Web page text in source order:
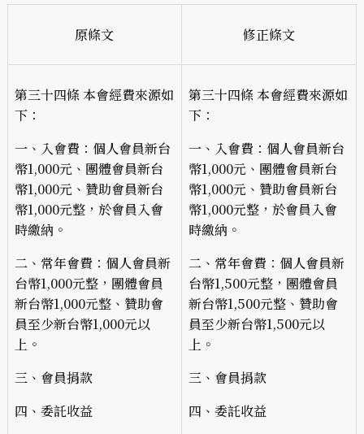
原條文 修正條文
第三十四條 本會經費來源如
下：
一、入會費：個人會員新台
幣1,000元、團體會員新台
幣1,000元、贊助會員新台
幣1,000元整，於會員入會
時繳納。
二、常年會費：個人會員新
台幣1,000元整，團體會員
新台幣1,000元整、贊助會
員至少新台幣1,000元以
上。
三、會員捐款
四、委託收益
第三十四條 本會經費來源如
下：
一、入會費：個人會員新台
幣1,000元、團體會員新台
幣1,000元、贊助會員新台
幣1,000元整，於會員入會
時繳納。
二、常年會費：個人會員新
台幣1,500元整，團體會員
新台幣1,500元整、贊助會
員至少新台幣1,500元以
上。
三、會員捐款
四、委託收益